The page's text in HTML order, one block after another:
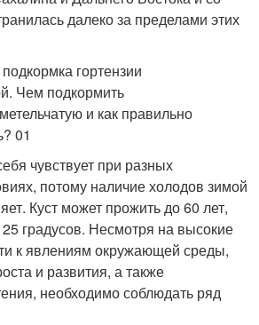
далеко за пределами этих
чувствует при разных
потому наличие холодов зимой
Куст может прожить до 60 лет,
градусов. Несмотря на высокие
к явлениям окружающей среды,
и развития, а также
необходимо соблюдать ряд